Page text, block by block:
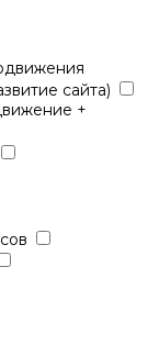
сайта)
+